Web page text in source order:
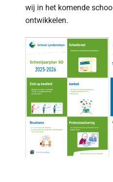
wij in het komende
ontwikkelen.